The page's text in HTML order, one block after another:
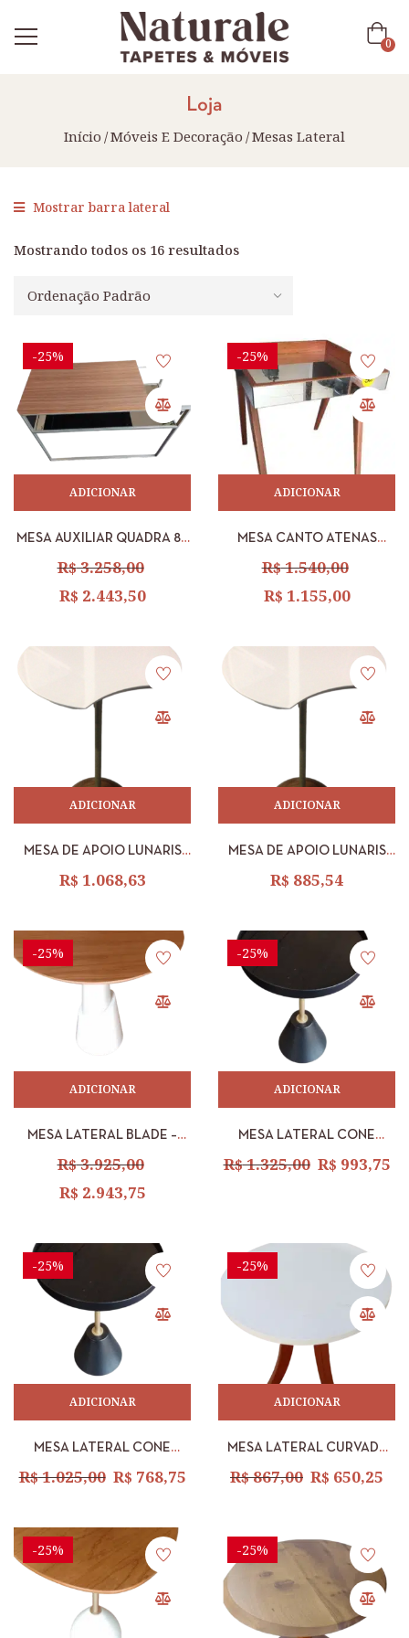
0
Loja
Início Móveis E Decoração Mesas Lateral
Mostrar barra lateral
Mostrando todos os 16 resultados
-25%
ADICIONAR
MESA AUXILIAR QUADRA 80
P.CHAMP.
R$3.258,00
R$ 2.443,50
-25%
ADICIONAR
MESA CANTO ATENAS
R$1.540,00
R$ 1.155,00
ADICIONAR
MESA DE APOIO LUNARIS
METAL DOURADO
R$ 1.068,63
ADICIONAR
MESA DE APOIO LUNARIS
METAL DOURADO
R$ 885,54
-25%
ADICIONAR
MESA LATERAL BLADE –
CAM TR CT: LB NUD TR SUP:
TI AMB
R$3.925,00
R$ 2.943,75
-25%
ADICIONAR
MESA LATERAL CONE
R$1.325,00 R$ 993,75
-25%
ADICIONAR
MESA LATERAL CONE
R$1.025,00 R$ 768,75
-25%
ADICIONAR
MESA LATERAL CURVADA
R$867,00 R$ 650,25
-25% -25%